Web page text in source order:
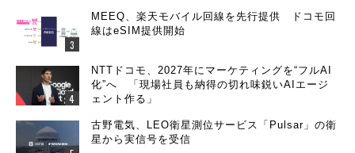
MEEQ、楽天モバイル回線を先行提供 ドコモ回
線はeSIM提供開始
NTTドコモ、2027年にマーケティングを“フルAI
化”へ 「現場社員も納得の切れ味鋭いAIエージ
ェント作る」
古野電気、LEO衛星測位サービス「Pulsar」の衛
星から実信号を受信